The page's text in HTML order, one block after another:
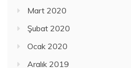
Mart 2020
Şubat 2020
Ocak 2020
Aralık 2019